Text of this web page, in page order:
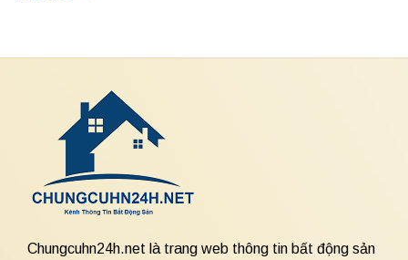
Chungcuhn24h.net là trang web thông tin bất động sản